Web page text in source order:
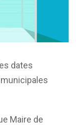
dates
Maire de